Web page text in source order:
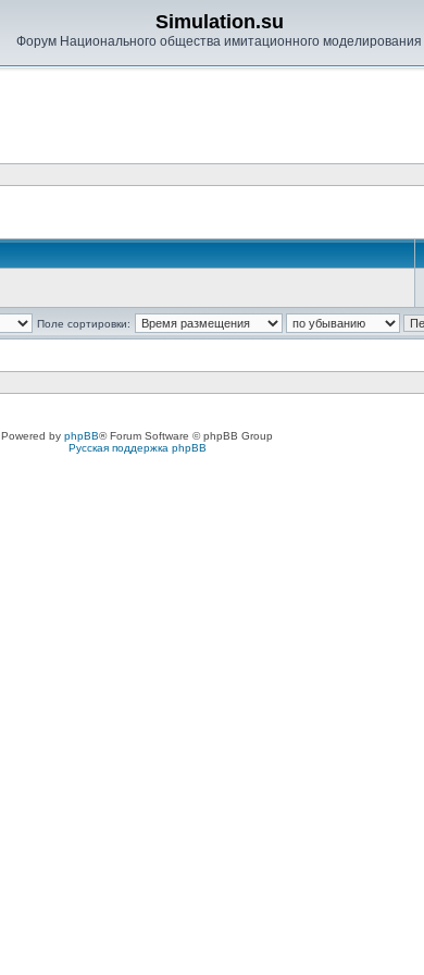
Simulation.su
Форум Национального общества имитационного моделирования
Поле сортировки:
Powered by phpBB® Forum Software © phpBB Group
Русская поддержка phpBB